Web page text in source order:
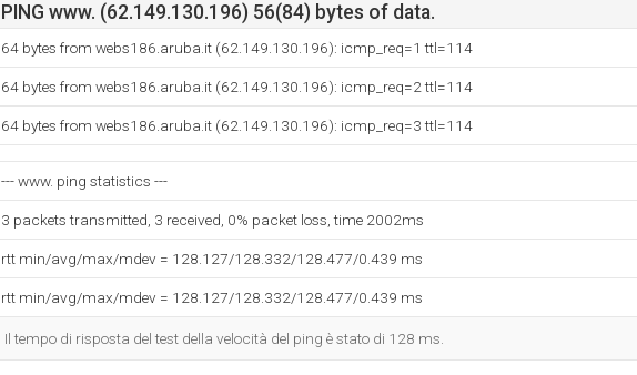
PING www. (62.149.130.196) 56(84) bytes of data.
64 bytes from webs186.aruba.it (62.149.130.196): icmp_req=1 ttl=114
64 bytes from webs186.aruba.it (62.149.130.196): icmp_req=2 ttl=114
64 bytes from webs186.aruba.it (62.149.130.196): icmp_req=3 ttl=114
--- www. ping statistics ---
3 packets transmitted, 3 received, 0% packet loss, time 2002ms
rtt min/avg/max/mdev = 128.127/128.332/128.477/0.439 ms
rtt min/avg/max/mdev = 128.127/128.332/128.477/0.439 ms
Il tempo di risposta del test della velocità del ping è stato di 128 ms.